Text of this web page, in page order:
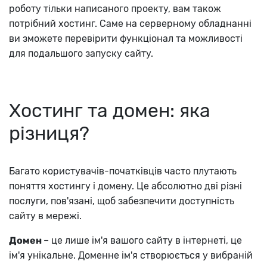
роботу тільки написаного проекту, вам також
потрібний хостинг. Саме на серверному обладнанні
ви зможете перевірити функціонал та можливості
для подальшого запуску сайту.
Хостинг та домен: яка
різниця?
Багато користувачів-початківців часто плутають
поняття хостингу і домену. Це абсолютно дві різні
послуги, пов'язані, щоб забезпечити доступність
сайту в мережі.
Домен – це лише ім'я вашого сайту в інтернеті, це
ім'я унікальне. Доменне ім'я створюється у вибраній